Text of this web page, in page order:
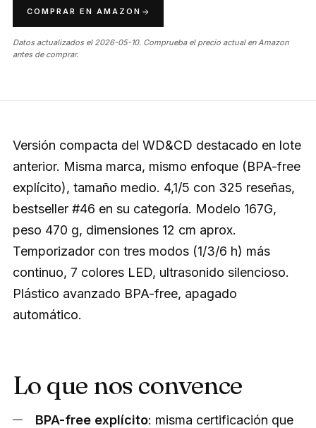
COMPRAR EN AMAZON
Datos actualizados el 2026-05-10. Comprueba el precio actual en Amazon
antes de comprar.
Versión compacta del WD&CD destacado en lote
anterior. Misma marca, mismo enfoque (BPA-free
explícito), tamaño medio. 4,1/5 con 325 reseñas,
bestseller #46 en su categoría. Modelo 167G,
peso 470 g, dimensiones 12 cm aprox.
Temporizador con tres modos (1/3/6 h) más
continuo, 7 colores LED, ultrasonido silencioso.
Plástico avanzado BPA-free, apagado
automático.
Lo que nos convence
BPA-free explícito: misma certificación que